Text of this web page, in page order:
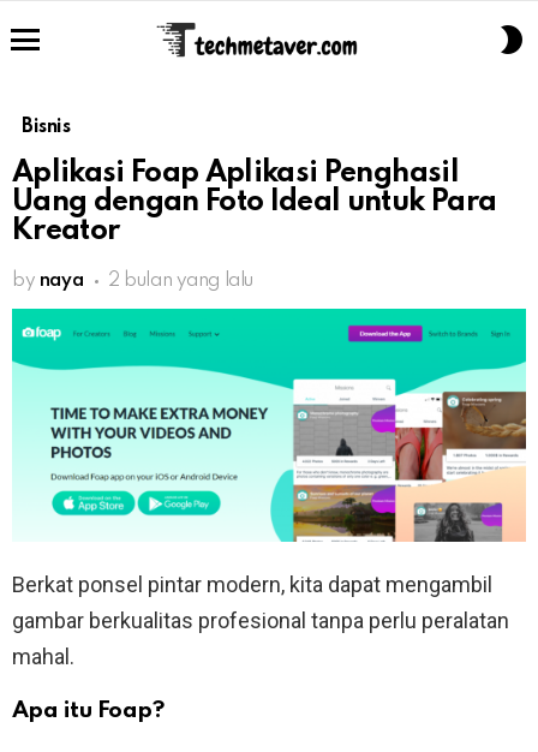
Bisnis
Aplikasi Foap Aplikasi Penghasil
Uang dengan Foto Ideal untuk Para
Kreator
by naya 2 bulan yang lalu
Berkat ponsel pintar modern, kita dapat mengambil
gambar berkualitas profesional tanpa perlu peralatan
mahal.
Apa itu Foap?